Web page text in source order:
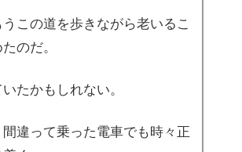
うこの道を歩きながら老いるこ
のだ。
たかもしれない。
間違って乗った電車でも時々正